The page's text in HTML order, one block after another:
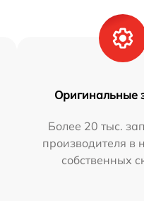
Оригинальные
Более 20 тыс.
производителя в
собственных